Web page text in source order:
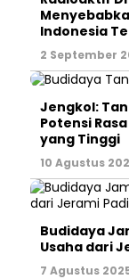
Indonesia
2 September
Jengkol:
Potensi
yang Tinggi
10 Agustus
Budidaya
Usaha dari
7 Agustus